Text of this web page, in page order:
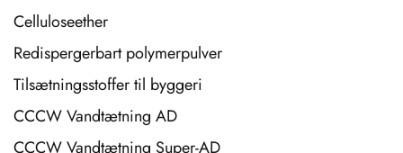
Celluloseether
Redispergerbart polymerpulver
Tilsætningsstoffer til byggeri
CCCW Vandtætning AD
CCCW Vandtætning Super-AD